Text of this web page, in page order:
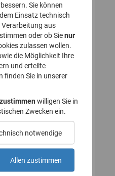
für
an
erstellen
Sie können
Einsatz technisch
Verarbeitung aus
oder ob Sienur
zulassen wollen.
die Möglichkeit Ihre
und erteilte
finden Sie in unserer
willigen Sie in
Zwecken ein.
notwendige
Allen zustimmen